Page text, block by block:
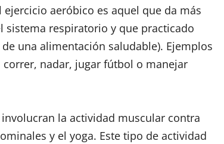
aeróbico es aquel que da más
sistema respiratorio y que practicado
una alimentación saludable). Ejemplos
nadar, jugar fútbol o manejar
la actividad muscular contra
y el yoga. Este tipo de actividad